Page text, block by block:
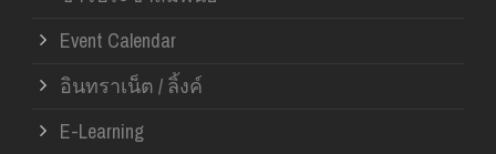
Event Calendar
อินทราเน็ต / ลิ้งค์
E-Learning